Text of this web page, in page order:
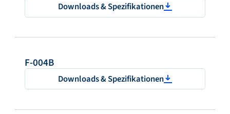
Downloads & Spezifikationen
F-004B
Downloads & Spezifikationen